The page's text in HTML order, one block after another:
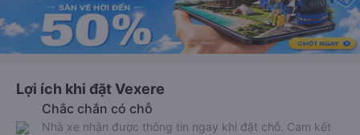
Lợi ích khi đặt Vexere
Chắc chắn có chỗ
Nhà xe nhận được thông tin ngay khi đặt chỗ. Cam kết